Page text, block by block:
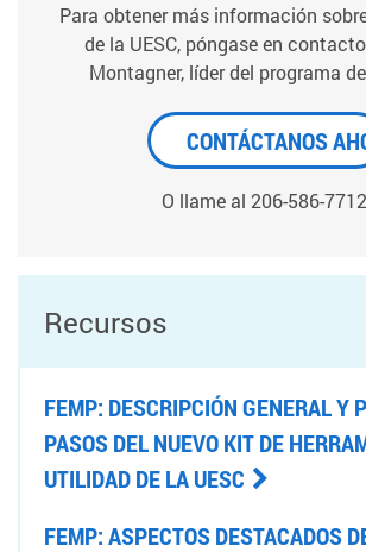
Para obtener más información
de la UESC, póngase en
Montagner, líder del programa
CONTÁCTANOS
O llame al 206-586-
Recursos
FEMP: DESCRIPCIÓN GENERAL Y
PASOS DEL NUEVO KIT DE
UTILIDAD DE LA UESC
FEMP: ASPECTOS DESTACADOS